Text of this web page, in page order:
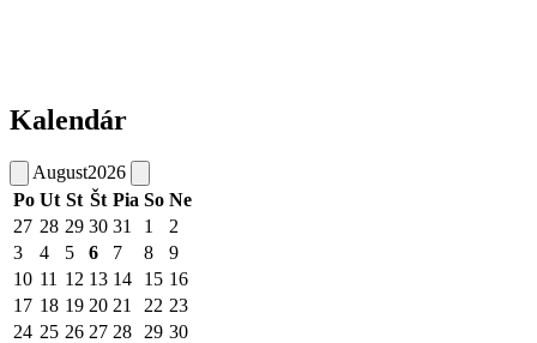
Kalendár
August2026
Po Ut St Št Pia So Ne
27 28 29 30 31 1
2
3
4 5 6 7 8
9
10 11 12 13 14 15 16
17 18 19 20 21 22 23
24 25 26 27 28 29 30